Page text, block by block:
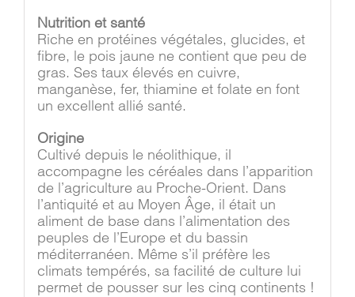
Nutrition et santé
Riche en protéines végétales, glucides, et
fibre, le pois jaune ne contient que peu de
gras. Ses taux élevés en cuivre,
manganèse, fer, thiamine et folate en font
un excellent allié santé.
Origine
Cultivé depuis le néolithique, il
accompagne les céréales dans l’apparition
de l’agriculture au Proche-Orient. Dans
l’antiquité et au Moyen Âge, il était un
aliment de base dans l’alimentation des
peuples de l’Europe et du bassin
méditerranéen. Même s’il préfère les
climats tempérés, sa facilité de culture lui
permet de pousser sur les cinq continents !